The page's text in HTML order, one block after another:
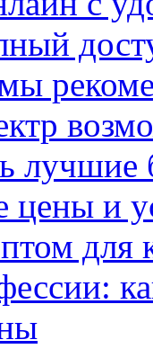
цены и
для